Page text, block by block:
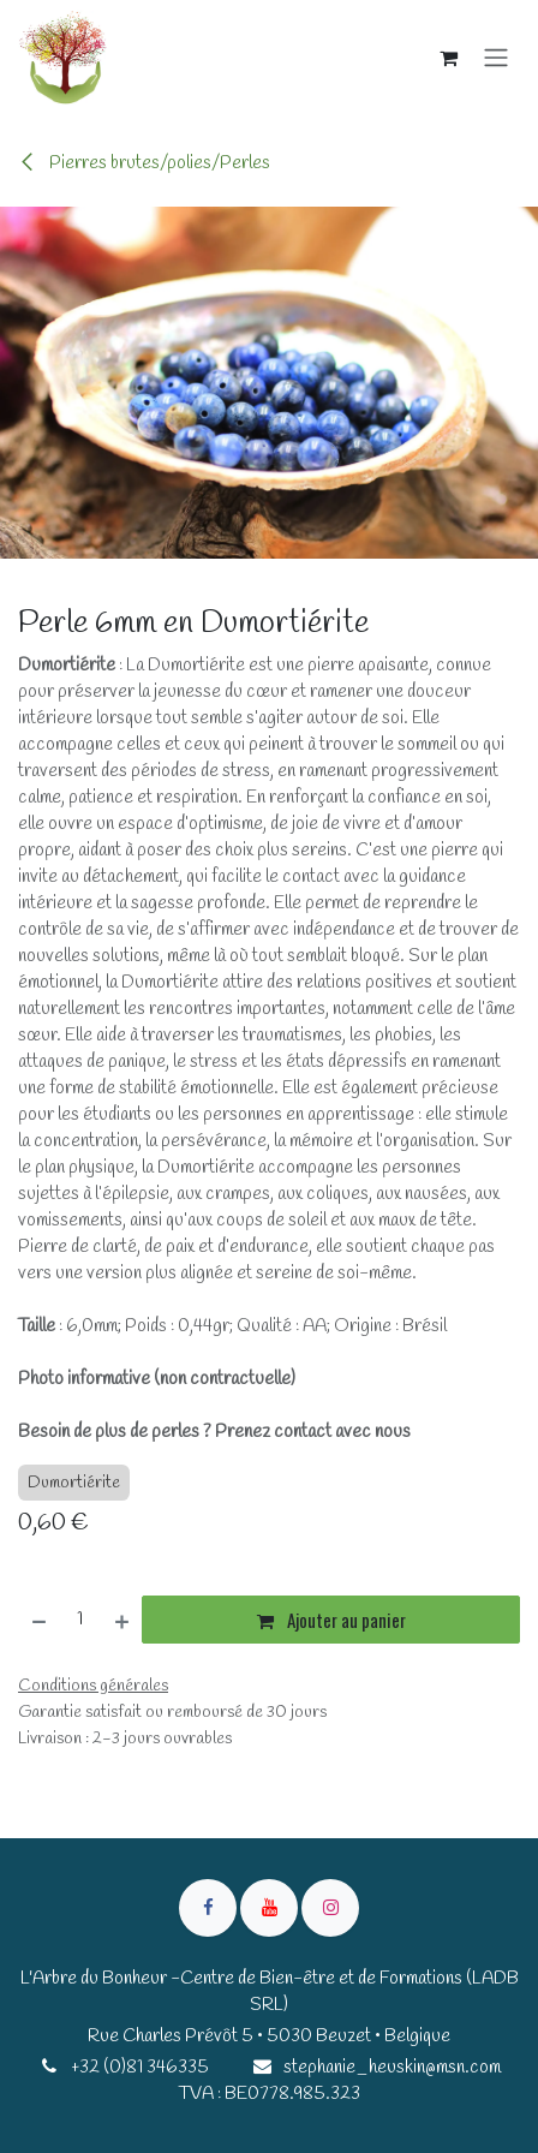
Se rendre au contenu
Pierres brutes/polies/Perles
Perle 6mm en Dumortiérite
Dumortiérite : La Dumortiérite est une pierre apaisante, connue
pour préserver la jeunesse du cœur et ramener une douceur
intérieure lorsque tout semble s’agiter autour de soi. Elle
accompagne celles et ceux qui peinent à trouver le sommeil ou qui
traversent des périodes de stress, en ramenant progressivement
calme, patience et respiration. En renforçant la confiance en soi,
elle ouvre un espace d’optimisme, de joie de vivre et d’amour
propre, aidant à poser des choix plus sereins. C’est une pierre qui
invite au détachement, qui facilite le contact avec la guidance
intérieure et la sagesse profonde. Elle permet de reprendre le
contrôle de sa vie, de s’affirmer avec indépendance et de trouver de
nouvelles solutions, même là où tout semblait bloqué. Sur le plan
émotionnel, la Dumortiérite attire des relations positives et soutient
naturellement les rencontres importantes, notamment celle de l’âme
sœur. Elle aide à traverser les traumatismes, les phobies, les
attaques de panique, le stress et les états dépressifs en ramenant
une forme de stabilité émotionnelle. Elle est également précieuse
pour les étudiants ou les personnes en apprentissage : elle stimule
la concentration, la persévérance, la mémoire et l’organisation. Sur
le plan physique, la Dumortiérite accompagne les personnes
sujettes à l’épilepsie, aux crampes, aux coliques, aux nausées, aux
vomissements, ainsi qu’aux coups de soleil et aux maux de tête.
Pierre de clarté, de paix et d’endurance, elle soutient chaque pas
vers une version plus alignée et sereine de soi-même.
Taille : 6,0mm; Poids : 0,44gr; Qualité : AA; Origine : Brésil
Photo informative (non contractuelle)
Besoin de plus de perles ? Prenez contact avec nous
Dumortiérite
0,60€
Ajouter au panier
Conditions générales
Garantie satisfait ou remboursé de 30 jours
Livraison : 2-3 jours ouvrables
L'Arbre du Bonheur -Centre de Bien-être et de Formations (LADB
SRL)
Rue Charles Prévôt 5 • 5030 Beuzet • Belgique​​
+32 (0)81 346335
stephanie_heuskin@msn.com
TVA : BE0778.985.323